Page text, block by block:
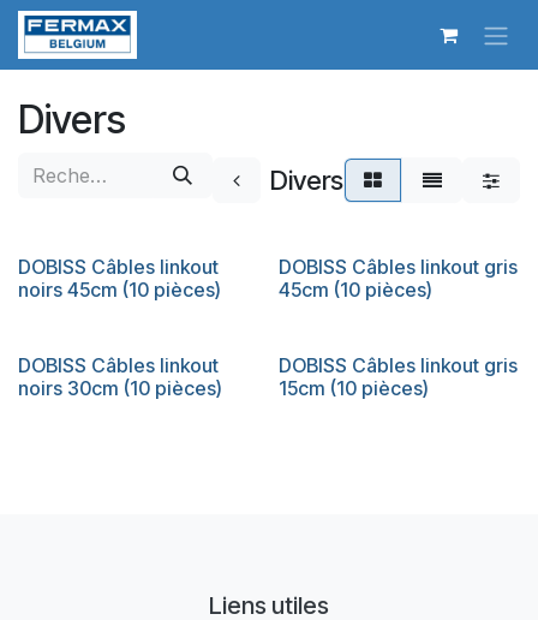
Se rendre au contenu
Divers
Divers
DOBISS Câbles linkout
noirs 45cm (10 pièces)
DOBISS Câbles linkout gris
45cm (10 pièces)
DOBISS Câbles linkout
noirs 30cm (10 pièces)
DOBISS Câbles linkout gris
15cm (10 pièces)
Liens utiles